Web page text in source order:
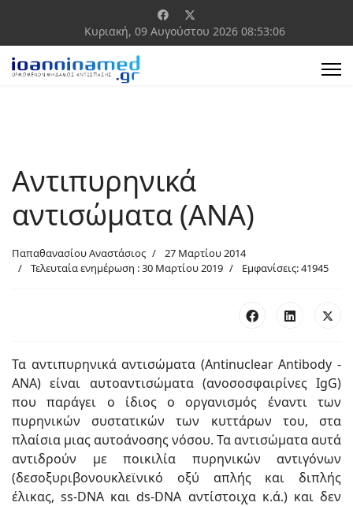
Κυριακή, 09 Αυγούστου 2026 08:53:06
Αντιπυρηνικά
αντισώματα (ΑΝΑ)
Παπαθανασίου Αναστάσιος
27 Μαρτίου 2014
Τελευταία ενημέρωση : 30 Μαρτίου 2019
Εμφανίσεις: 41945
Τα αντιπυρηνικά αντισώματα (Antinuclear Antibody -
ANA) είναι αυτοαντισώματα (ανοσοσφαιρίνες IgG)
που παράγει ο ίδιος ο οργανισμός έναντι των
πυρηνικών συστατικών των κυττάρων του, στα
πλαίσια μιας αυτοάνοσης νόσου. Τα αντισώματα αυτά
αντιδρούν με ποικιλία πυρηνικών αντιγόνων
(δεσοξυριβονουκλεϊνικό οξύ απλής και διπλής
έλικας, ss-DNA και ds-DNA αντίστοιχα κ.ά.) και δεν